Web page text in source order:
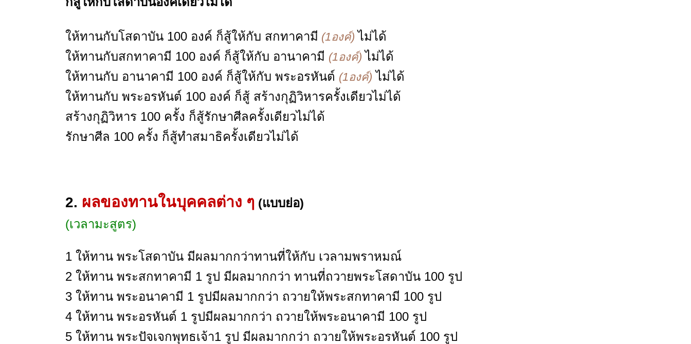
ให้ทานกับโสดาบัน 100 องค์ ก็สู้ให้กับ สกทาคามี (1องค์) ไม่ได้
ให้ทานกับสกทาคามี 100 องค์ ก็สู้ให้กับ อานาคามี (1องค์) ไม่ได้
ให้ทานกับ อานาคามี 100 องค์ ก็สู้ให้กับ พระอรหันต์ (1องค์) ไม่ได้
ให้ทานกับ พระอรหันต์ 100 องค์ ก็สู้ สร้างกุฏิวิหารครั้งเดียวไม่ได้
สร้างกุฏิวิหาร 100 ครั้ง ก็สู้รักษาศีลครั้งเดียวไม่ได้
รักษาศีล 100 ครั้ง ก็สู้ทำสมาธิครั้งเดียวไม่ได้
2. ผลของทานในบุคคลต่าง ๆ(แบบย่อ)
(เวลามะสูตร)
1 ให้ทาน พระโสดาบัน มีผลมากกว่าทานที่ให้กับ เวลามพราหมณ์
2 ให้ทาน พระสกทาคามี 1 รูป มีผลมากกว่า ทานที่ถวายพระโสดาบัน 100 รูป
3 ให้ทาน พระอนาคามี 1 รูปมีผลมากกว่า ถวายให้พระสกทาคามี 100 รูป
4 ให้ทาน พระอรหันต์ 1 รูปมีผลมากกว่า ถวายให้พระอนาคามี 100 รูป
5 ให้ทาน พระปัจเจกพุทธเจ้า1 รูป มีผลมากกว่า ถวายให้พระอรหันต์ 100 รูป